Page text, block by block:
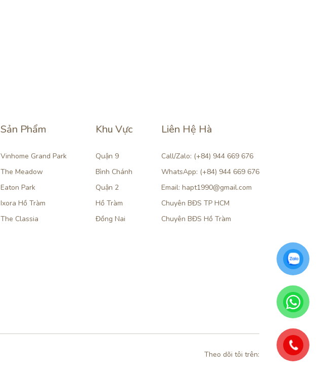
Sản Phẩm
Vinhome Grand Park
The Meadow
Eaton Park
Ixora Hồ Tràm
The Classia
Khu Vực
Quận 9
Bình Chánh
Quận 2
Hồ Tràm
Đồng Nai
Liên Hệ Hà
Call/Zalo: (+84) 944 669 676
WhatsApp: (+84) 944 669 676
Email: hapt1990@gmail.com
Chuyên BĐS TP HCM
Chuyên BĐS Hồ Tràm
Theo dõi tôi trên: